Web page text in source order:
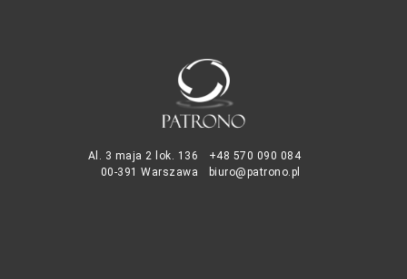
+48 570 090 084
biuro@patrono.pl
Al. 3 maja 2 lok. 136
00-391 Warszawa